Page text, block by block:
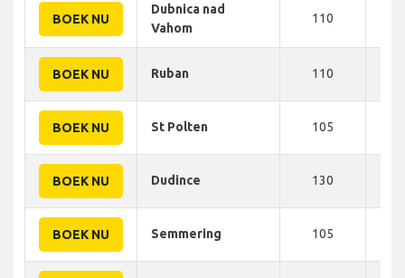
BOEK NU
Dubnica nad
Vahom
110
BOEK NU Ruban 110
BOEK NU St Polten 105
BOEK NU Dudince 130
BOEK NU Semmering 105